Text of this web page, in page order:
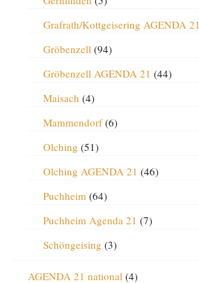
Grafrath/Kottgeisering AGENDA 21
Gröbenzell (94)
Gröbenzell AGENDA 21 (44)
Maisach (4)
Mammendorf(6)
Olching (51)
Olching AGENDA 21 (46)
Puchheim (64)
Puchheim Agenda 21 (7)
Schöngeising (3)
AGENDA 21 national (4)